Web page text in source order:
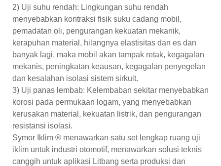
2) Uji suhu rendah: Lingkungan suhu rendah
menyebabkan kontraksi fisik suku cadang mobil,
pemadatan oli, pengurangan kekuatan mekanik,
kerapuhan material, hilangnya elastisitas dan es dan
banyak lagi, maka mobil akan tampak retak, kegagalan
mekanis, peningkatan keausan, kegagalan penyegelan
dan kesalahan isolasi sistem sirkuit.
3) Uji panas lembab: Kelembaban sekitar menyebabkan
korosi pada permukaan logam, yang menyebabkan
kerusakan material, kekuatan listrik, dan pengurangan
resistansi isolasi.
Symor Iklim ® menawarkan satu set lengkap ruang uji
iklim untuk industri otomotif, menawarkan solusi teknis
canggih untuk aplikasi Litbang serta produksi dan